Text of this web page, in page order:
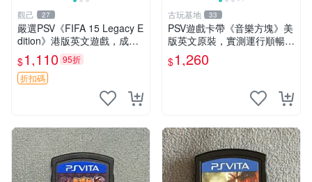
觀己 27
嚴選PSV《FIFA 15 Legacy E
dition》港版英文遊戲，成色
幾乎全新，附原裝包裝盒及乾
淨盤面。適合收藏與自行玩
樂，體育類遊戲不容錯過。
$1,110 95折
折扣碼
古玩基地 33
PSV遊戲卡帶《音樂方塊》美
版英文原裝，實測運行順暢，
圖示成色真實呈現，拍下即視
同確認。 音樂方塊 PSV 游戲
$1,260